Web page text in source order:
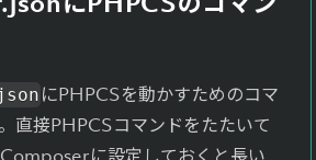
にPHPCSを動かすためのコマ
直接PHPCSコマンドをたたいて